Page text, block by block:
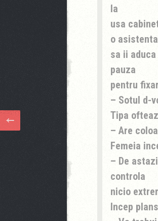
la
usa
o asistenta
sa ii
pauza
pentru
– Sotul d-
Tipa
– Are
Femeia
– De
controla
nicio
Incep